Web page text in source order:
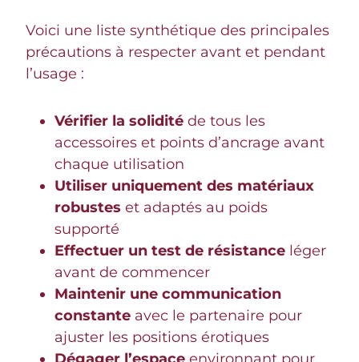
Voici une liste synthétique des principales
précautions à respecter avant et pendant
l’usage :
Vérifier la solidité de tous les
accessoires et points d’ancrage avant
chaque utilisation
Utiliser uniquement des matériaux
robustes et adaptés au poids
supporté
Effectuer un test de résistance léger
avant de commencer
Maintenir une communication
constante avec le partenaire pour
ajuster les positions érotiques
Dégager l’espace environnant pour